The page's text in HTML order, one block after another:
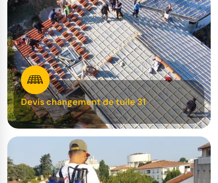
Devis changement de tuile 31